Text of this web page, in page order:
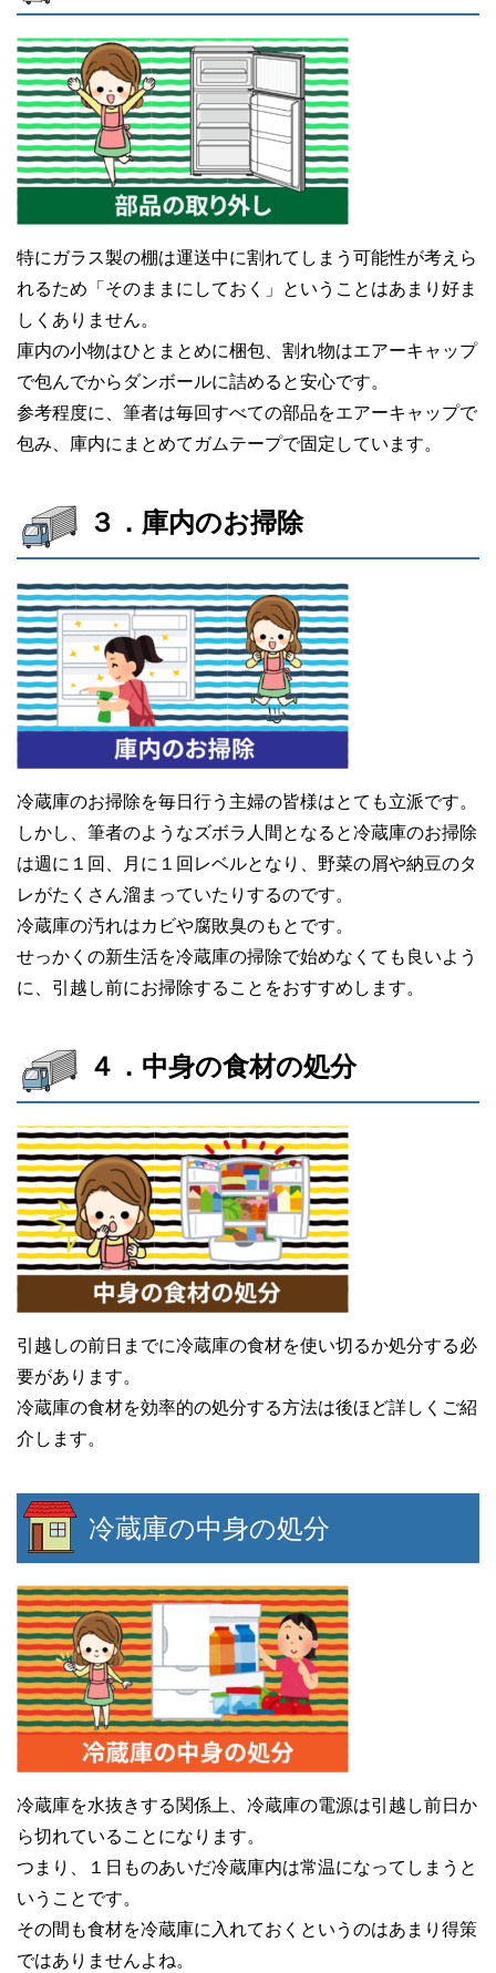
特にガラス製の棚は運送中に割れてしまう可能性が考えら
れるため「そのままにしておく」ということはあまり好ま
しくありません。
庫内の小物はひとまとめに梱包、割れ物はエアーキャップ
で包んでからダンボールに詰めると安心です。
参考程度に、筆者は毎回すべての部品をエアーキャップで
包み、庫内にまとめてガムテープで固定しています。
３．庫内のお掃除
冷蔵庫のお掃除を毎日行う主婦の皆様はとても立派です。
しかし、筆者のようなズボラ人間となると冷蔵庫のお掃除
は週に１回、月に１回レベルとなり、野菜の屑や納豆のタ
レがたくさん溜まっていたりするのです。
冷蔵庫の汚れはカビや腐敗臭のもとです。
せっかくの新生活を冷蔵庫の掃除で始めなくても良いよう
に、引越し前にお掃除することをおすすめします。
４．中身の食材の処分
引越しの前日までに冷蔵庫の食材を使い切るか処分する必
要があります。
冷蔵庫の食材を効率的の処分する方法は後ほど詳しくご紹
介します。
冷蔵庫の中身の処分
冷蔵庫を水抜きする関係上、冷蔵庫の電源は引越し前日か
ら切れていることになります。
つまり、１日ものあいだ冷蔵庫内は常温になってしまうと
いうことです。
その間も食材を冷蔵庫に入れておくというのはあまり得策
ではありませんよね。